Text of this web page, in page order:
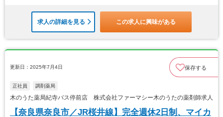
求人の詳細を見る この求人に興味がある
更新日：2025年7月4日 保存する
正社員 調剤薬局
木のうた薬局紀寺バス停前店 株式会社ファーマシー木のうたの薬剤師求人
【奈良県奈良市／JR桜井線】完全週休2日制、マイカ